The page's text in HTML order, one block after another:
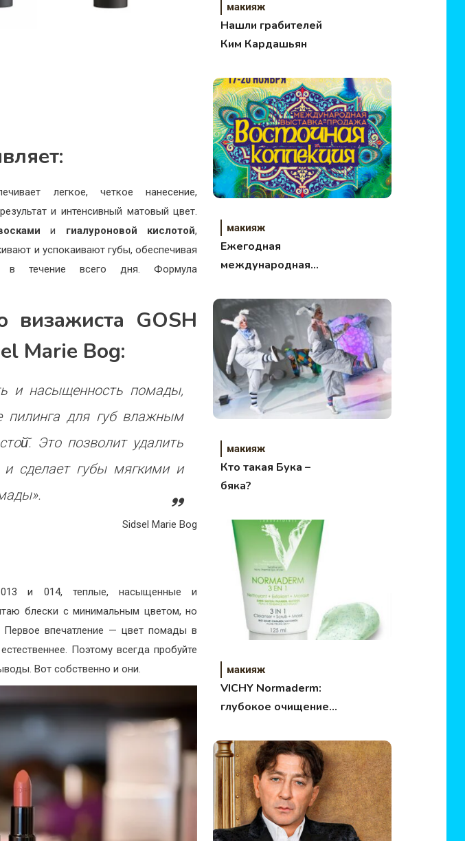
легкое, четкое нанесение,
и интенсивный матовый цвет.
и гиалуроновой кислотой,
и успокаивают губы, обеспечивая
в течение всего дня. Формула
визажиста GOSH
Marie Bоg:
и насыщенность помады,
пилинга для губ влажным
Это позволит удалить
сделает губы мягкими и
Sidsel Marie Bоg
и 014, теплые, насыщенные и
блески с минимальным цветом, но
Первое впечатление — цвет помады в
Поэтому всегда пробуйте
Вот собственно и они.
макияж
Нашли грабителей
Ким Кардашьян
макияж
Ежегодная
международная
«Восточная
коллекция»
макияж
Кто такая Бука –
бяка?
макияж
VICHY Normaderm:
глубокое очищение